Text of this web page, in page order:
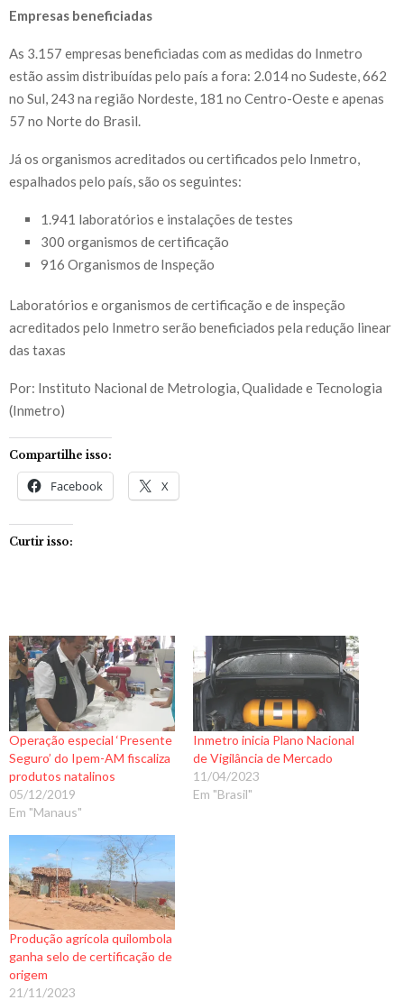
Empresas beneficiadas
As 3.157 empresas beneficiadas com as medidas do Inmetro
estão assim distribuídas pelo país a fora: 2.014 no Sudeste, 662
no Sul, 243 na região Nordeste, 181 no Centro-Oeste e apenas
57 no Norte do Brasil.
Já os organismos acreditados ou certificados pelo Inmetro,
espalhados pelo país, são os seguintes:
1.941 laboratórios e instalações de testes
300 organismos de certificação
916 Organismos de Inspeção
Laboratórios e organismos de certificação e de inspeção
acreditados pelo Inmetro serão beneficiados pela redução linear
das taxas
Por: Instituto Nacional de Metrologia, Qualidade e Tecnologia
(Inmetro)
Compartilhe isso:
Facebook X
Curtir isso:
Operação especial ‘Presente
Seguro’ do Ipem-AM fiscaliza
produtos natalinos
05/12/2019
Em "Manaus"
Inmetro inicia Plano Nacional
de Vigilância de Mercado
11/04/2023
Em "Brasil"
Produção agrícola quilombola
ganha selo de certificação de
origem
21/11/2023